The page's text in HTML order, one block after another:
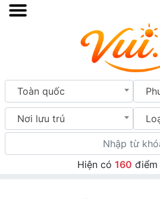
Toàn quốc
Nơi lưu trú
Hiện có 160 điểm